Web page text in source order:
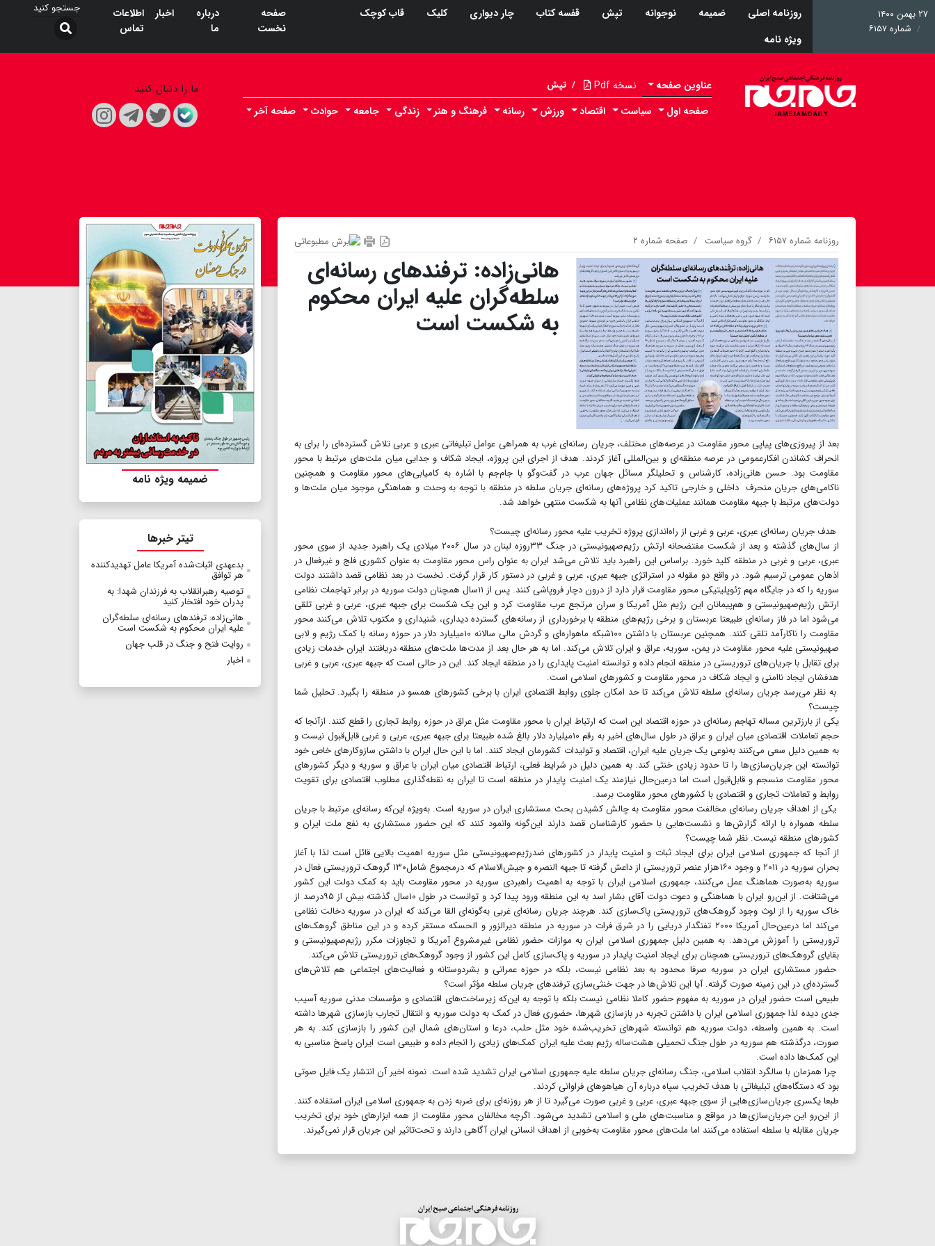
۲۷ بهمن ۱۴۰۰
شماره ۶۱۵۷
روزنامه اصلی ضمیمه نوجوانه تپش قفسه کتاب چار دیواری کلیک
قاب کوچک
ویژه نامه
صفحه
نخست
درباره
ما
اخبار
اطلاعات
تماس
عناوین صفحه نسخه Pdf / تپش
صفحه اول سیاست اقتصاد ورزش رسانه فرهنگ و هنر زندگی جامعه حوادث صفحه آخر
ما را دنبال کنید
روزنامه شماره ۶۱۵۷ گروه سیاست صفحه شماره ۲
هانی‌زاده: ترفندهای رسانه‌ای
سلطه‌گران علیه ایران محکوم
به شکست است
بعد از پیروزی‌های پیاپی محور مقاومت در عرصه‌های مختلف، جریان رسانه‌ای غرب به همراهی عوامل تبلیغاتی عبری و عربی تلاش گسترده‌ای را برای به
انحراف کشاندن افکارعمومی در عرصه منطقه‌ای و بین‌المللی آغاز کردند. هدف از اجرای این پروژه، ایجاد شکاف و جدایی میان ملت‌های مرتبط با محور
مقاومت بود. حسن هانی‌زاده، کارشناس و تحلیلگر مسائل جهان عرب در گفت‌وگو با جام‌جم با اشاره به کامیابی‌های محور مقاومت و همچنین
ناکامی‌های جریان منحرف داخلی و خارجی تاکید کرد پروژه‌های رسانه‌ای جریان سلطه در منطقه با توجه به وحدت و هماهنگی موجود میان ملت‌ها و
دولت‌های مرتبط با جبهه مقاومت همانند عملیات‌های نظامی آنها به شکست منتهی خواهد شد.
هدف جریان رسانه‌ای عبری، عربی و غربی از راه‌اندازی پروژه تخریب علیه محور رسانه‌ای چیست؟
از سال‌های گذشته و بعد از شکست مفتضحانه ارتش رژیم‌صهیونیستی در جنگ ۳۳روزه لبنان در سال ۲۰۰۶ میلادی یک راهبرد جدید از سوی محور
عبری، عربی و غربی در منطقه کلید خورد. براساس این راهبرد باید تلاش می‌شد ایران به عنوان راس محور مقاومت به عنوان کشوری فلج و غیرفعال در
اذهان عمومی ترسیم شود. در واقع دو مقوله در استراتژی جبهه عبری، عربی و غربی در دستور کار قرار گرفت. نخست در بعد نظامی قصد داشتند دولت
سوریه را که در جایگاه مهم ژئوپلیتیکی محور مقاومت قرار دارد از درون دچار فروپاشی کنند. پس از ۱۱سال همچنان دولت سوریه در برابر تهاجمات نظامی
ارتش رژیم‌صهیونیستی و هم‌پیمانان این رژیم مثل آمریکا و سران مرتجع عرب مقاومت کرد و این یک شکست برای جبهه عبری، عربی و غربی تلقی
می‌شود اما در فاز رسانه‌ای طبیعتا عربستان و برخی رژیم‌های منطقه با برخورداری از رسانه‌های گسترده دیداری،‌ شنیداری و مکتوب تلاش می‌کنند محور
مقاومت را ناکارآمد تلقی کنند. همچنین عربستان با داشتن ۱۰۰شبکه ماهواره‌ای و گردش مالی سالانه ۱۰میلیارد دلار در حوزه رسانه با کمک رژیم و لابی
صهیونیستی علیه محور مقاومت در یمن،‌ سوریه، عراق و ایران تلاش می‌کند. اما به هر حال بعد از مدت‌ها ملت‌های منطقه دریافتند ایران خدمات زیادی
برای تقابل با جریان‌های تروریستی در منطقه انجام داده و توانسته امنیت پایداری را در منطقه ایجاد کند. این در حالی است که جبهه عبری، عربی و غربی
هدفشان ایجاد ناامنی و ایجاد شکاف در محور مقاومت و کشورهای اسلامی است.
به نظر می‌رسد جریان رسانه‌ای سلطه تلاش می‌کند تا حد امکان جلوی روابط اقتصادی ایران با برخی کشورهای همسو در منطقه را بگیرد. تحلیل شما
چیست؟
یکی از بارزترین مساله تهاجم رسانه‌ای در حوزه اقتصاد این است که ارتباط ایران با محور مقاومت مثل عراق در حوزه روابط تجاری را قطع کنند. ازآنجا که
حجم تعاملات اقتصادی میان ایران و عراق در طول سال‌های اخیر به رقم ۱۰میلیارد دلار بالغ شده طبیعتا برای جبهه عبری، عربی و غربی قابل‌قبول نیست و
به همین دلیل سعی می‌کنند به‌نوعی یک جریان علیه ایران، اقتصاد و تولیدات کشورمان ایجاد کنند. اما با این حال ایران با داشتن سازوکارهای خاص خود
توانسته این جریان‌سازی‌ها را تا حدود زیادی خنثی کند. به همین دلیل در شرایط فعلی، ارتباط اقتصادی میان ایران با عراق و سوریه و دیگر کشورهای
محور مقاومت منسجم و قابل‌قبول است اما درعین‌حال نیازمند یک امنیت پایدار در منطقه است تا ایران به نقطه‌گذاری مطلوب اقتصادی برای تقویت
روابط و تعاملات تجاری و اقتصادی با کشورهای محور مقاومت برسد.
یکی از اهداف جریان رسانه‌ای مخالفت محور مقاومت به چالش کشیدن بحث مستشاری ایران در سوریه است. به‌ویژه این‌که رسانه‌ای مرتبط با جریان
سلطه همواره با ارائه گزارش‌ها و نشست‌هایی با حضور کارشناسان قصد دارند این‌گونه وانمود کنند که این حضور مستشاری به نفع ملت ایران و
کشورهای منطقه نیست. نظر شما چیست؟
از آنجا که جمهوری اسلامی ایران برای ایجاد ثبات و امنیت پایدار در کشورهای ضدرژیم‌صهیونیستی مثل سوریه اهمیت بالایی قائل است لذا با آغاز
بحران سوریه در ۲۰۱۱ و وجود ۱۶۰هزار عنصر تروریستی از داعش گرفته تا جبهه النصره و جیش‌الاسلام که درمجموع شامل۱۳۰ گروهک تروریستی فعال در
سوریه به‌صورت هماهنگ عمل می‌کنند، جمهوری اسلامی ایران با توجه به اهمیت راهبردی سوریه در محور مقاومت باید به کمک دولت این کشور
می‌شتافت. از این‌رو ایران با هماهنگی و دعوت دولت آقای بشار اسد به این منطقه ورود پیدا کرد و توانست در طول ۱۰سال گذشته بیش از ۹۵درصد از
خاک سوریه را از لوث وجود گروهک‌های تروریستی پاک‌سازی کند. هرچند جریان رسانه‌ای غربی به‌گونه‌ای القا می‌کند که ایران در سوریه دخالت نظامی
می‌کند اما درعین‌حال آمریکا ۲۰۰۰ تفنگدار دریایی را در شرق فرات در سوریه در منطقه دیرالزور و الحسکه مستقر کرده و در این مناطق گروهک‌های
تروریستی را آموزش می‌دهد. به همین دلیل جمهوری اسلامی ایران به موازات حضور نظامی غیرمشروع آمریکا و تجاوزات مکرر رژیم‌صهیونیستی و
بقایای گروهک‌های تروریستی همچنان برای ایجاد امنیت پایدار در سوریه و پاک‌سازی کامل این کشور از وجود گروهک‌های تروریستی تلاش می‌کند.
حضور مستشاری ایران در سوریه صرفا محدود به بعد نظامی نیست، بلکه در حوزه عمرانی و بشردوستانه و فعالیت‌های اجتماعی هم تلاش‌های
گسترده‌ای در این زمینه صورت گرفته. آیا این تلاش‌ها در جهت خنثی‌سازی ترفندهای جریان سلطه مؤثر است؟
طبیعی است حضور ایران در سوریه به مفهوم حضور کاملا نظامی نیست بلکه با توجه به این‌که زیرساخت‌های اقتصادی و مؤسسات مدنی سوریه آسیب
جدی دیده لذا جمهوری اسلامی ایران با داشتن تجربه در بازسازی شهرها، حضوری فعال در کمک به دولت سوریه و انتقال تجارب بازسازی شهرها داشته
است. به همین واسطه، دولت سوریه هم توانسته شهرهای تخریب‌شده خود مثل حلب، درعا و استان‌های شمال این کشور را بازسازی کند. به هر
صورت، درگذشته هم سوریه در طول جنگ تحمیلی هشت‌ساله رژیم بعث علیه ایران کمک‌های زیادی را انجام داده و طبیعی است ایران پاسخ مناسبی به
این کمک‌ها داده است.
چرا همزمان با سالگرد انقلاب اسلامی، جنگ رسانه‌ای جریان سلطه علیه جمهوری اسلامی ایران تشدید شده است. نمونه اخیر آن انتشار یک فایل صوتی
بود که دستگاه‌های تبلیغاتی با هدف تخریب سپاه درباره آن هیاهوهای فراوانی کردند.
طبعا یکسری جریان‌سازی‌هایی از سوی جبهه عبری، عربی و غربی صورت می‌گیرد تا از هر روزنه‌ای برای ضربه زدن به جمهوری اسلامی ایران استفاده کنند.
از این‌رو این جریان‌سازی‌ها در مواقع و مناسبت‌های ملی و اسلامی تشدید می‌شود. اگرچه مخالفان محور مقاومت از همه ابزارهای خود برای تخریب
جریان مقابله با سلطه استفاده می‌کنند اما ملت‌های محور مقاومت به‌خوبی از اهداف انسانی ایران آگاهی دارند و تحت‌تاثیر این جریان قرار نمی‌گیرند.
ضمیمه ویژه نامه
تیتر خبرها
بدعهدی اثبات‌شده آمریکا عامل تهدیدکننده
هر توافق
توصیه رهبرانقلاب به فرزندان شهدا: به
پدران خود افتخار کنید
هانی‌زاده: ترفندهای رسانه‌ای سلطه‌گران
علیه ایران محکوم به شکست است
روایت فتح و جنگ در قلب جهان
اخبار